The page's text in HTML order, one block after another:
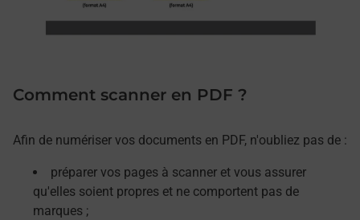
Comment scanner en PDF ?
Afin de numériser vos documents en PDF, n'oubliez pas de :
préparer vos pages à scanner et vous assurer
qu'elles soient propres et ne comportent pas de
marques ;